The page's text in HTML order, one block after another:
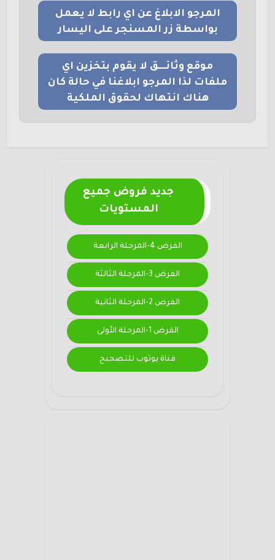
المرجو الابلاغ عن اي رابط لا يعمل
بواسطة زر المسنجر على اليسار
موقع وثائــــق لا يقوم بتخزين اي
ملفات لذا المرجو ابلاغنا في حالة كان
هناك انتهاك لحقوق الملكية
جديد فروض جميع
المستويات
الفرض 4-المرحلة الرابعة
الفرض 3-المرحلة الثالثة
الفرض 2-المرحلة الثانية
الفرض 1-المرحلة الأولى
قناة يوتوب للتصحيح